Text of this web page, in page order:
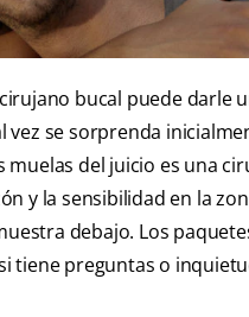
bucal puede darle
vez se sorprenda
muelas del juicio es una
y la sensibilidad en la
debajo. Los
tiene preguntas o